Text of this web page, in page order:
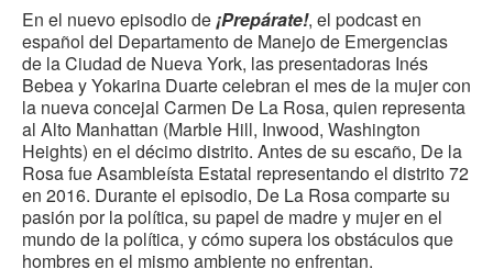
En el nuevo episodio de¡Prepárate!, el podcast en
español del Departamento de Manejo de Emergencias
de la Ciudad de Nueva York, las presentadoras Inés
Bebea y Yokarina Duarte celebran el mes de la mujer con
la nueva concejal Carmen De La Rosa, quien representa
al Alto Manhattan (Marble Hill, Inwood, Washington
Heights) en el décimo distrito. Antes de su escaño, De la
Rosa fue Asambleísta Estatal representando el distrito 72
en 2016. Durante el episodio, De La Rosa comparte su
pasión por la política, su papel de madre y mujer en el
mundo de la política, y cómo supera los obstáculos que
hombres en el mismo ambiente no enfrentan.